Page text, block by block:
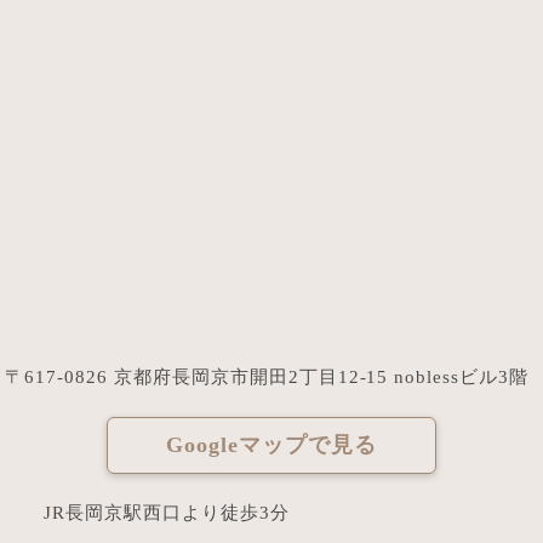
〒617-0826 京都府長岡京市開田2丁目12-15 noblessビル3階
Googleマップで見る
JR長岡京駅西口より徒歩3分